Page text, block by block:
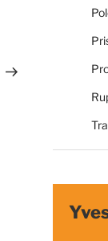
suivant